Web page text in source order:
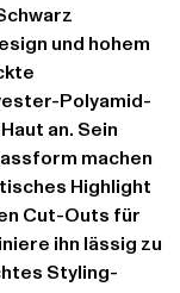
und hohem
Polyamid-
an. Sein
machen
Highlight
Cut-Outs für
ihn lässig zu
Styling-